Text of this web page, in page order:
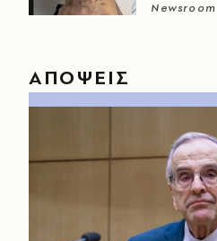
Newsroom
ΑΠΟΨΕΙΣ